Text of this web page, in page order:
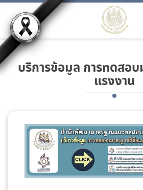
บริการข้อมูล การทดสอ
แรงงาน